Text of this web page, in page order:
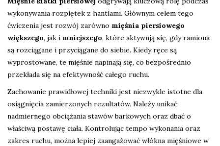
wykonywania rozpiętek z hantlami. Głównym celem tego
ćwiczenia jest rozwój zarówno mięśnia piersiowego
większego, jak i mniejszego, które aktywują się, gdy ramiona
są rozciągane i przyciągane do siebie. Kiedy ręce są
wyprostowane, te mięśnie napinają się, co bezpośrednio
przekłada się na efektywność całego ruchu.
Zachowanie prawidłowej techniki jest niezwykle istotne dla
osiągnięcia zamierzonych rezultatów. Należy unikać
nadmiernego obciążania stawów barkowych oraz dbać o
właściwą postawę ciała. Kontrolując tempo wykonania oraz
zakres ruchu, można lepiej zaangażować włókna mięśniowe w